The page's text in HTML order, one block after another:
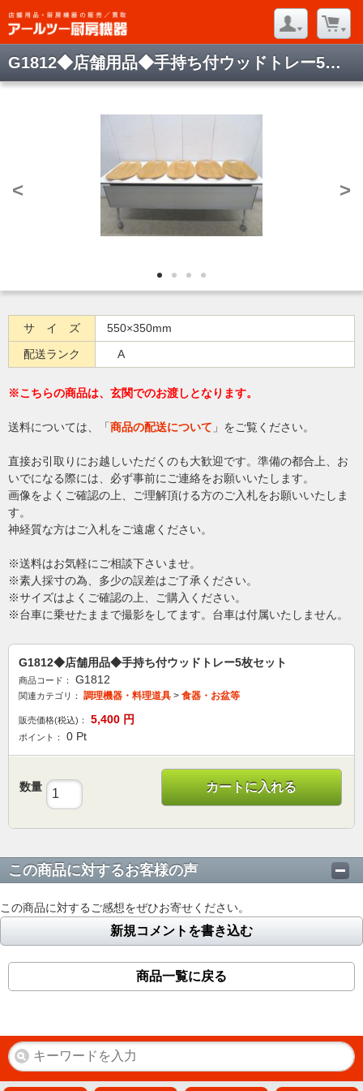
G1812◆店舗用品◆手持ち付ウッドトレー5枚セット
< >
サ イ ズ
550×350mm
配送ランク
A
※こちらの商品は、玄関でのお渡しとなります。
送料については、「商品の配送について 」をご覧ください。
直接お引取りにお越しいただくのも大歓迎です。準備の都合上、お
いでになる際には、必ず事前にご連絡をお願いいたします。
画像をよくご確認の上、ご理解頂ける方のご入札をお願いいたしま
す。
神経質な方はご入札をご遠慮ください。
※送料はお気軽にご相談下さいませ。
※素人採寸の為、多少の誤差はご了承ください。
※サイズはよくご確認の上、ご購入ください。
※台車に乗せたままで撮影をしてます。台車は付属いたしません。
G1812◆店舗用品◆手持ち付ウッドトレー5枚セット
商品コード： G1812
関連カテゴリ： 調理機器・料理道具 > 食器・お盆等
販売価格(税込)： 5,400 円
ポイント： 0 Pt
数量 カートに入れる
この商品に対するお客様の声
この商品に対するご感想をぜひお寄せください。
新規コメントを書き込む
商品一覧に戻る